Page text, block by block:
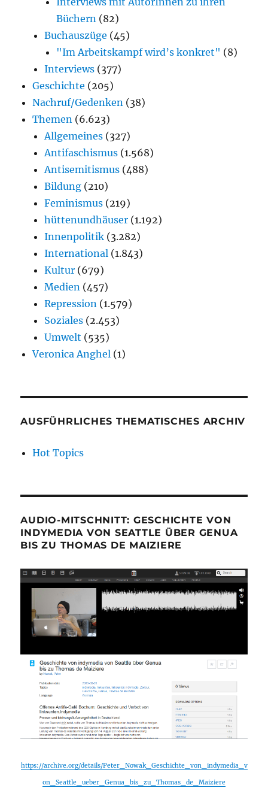
Büchern (82)
Buchauszüge (45)
"Im Arbeitskampf wird’s konkret" (8)
Interviews (377)
Geschichte (205)
Nachruf/Gedenken (38)
Themen (6.623)
Allgemeines (327)
Antifaschismus (1.568)
Antisemitismus (488)
Bildung (210)
Feminismus (219)
hüttenundhäuser (1.192)
Innenpolitik (3.282)
International (1.843)
Kultur (679)
Medien (457)
Repression (1.579)
Soziales (2.453)
Umwelt (535)
Veronica Anghel (1)
AUSFÜHRLICHES THEMATISCHES ARCHIV
Hot Topics
AUDIO-MITSCHNITT: GESCHICHTE VON
INDYMEDIA VON SEATTLE ÜBER GENUA
BIS ZU THOMAS DE MAIZIERE
https://archive.org/details/Peter_Nowak_Geschichte_von_indymedia_v
on_Seattle_ueber_Genua_bis_zu_Thomas_de_Maiziere